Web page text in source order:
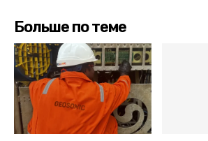
Больше по теме